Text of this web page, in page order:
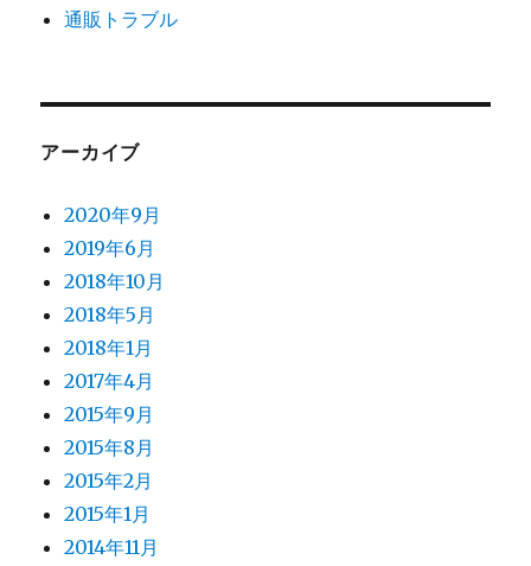
通販トラブル
アーカイブ
2020年9月
2019年6月
2018年10月
2018年5月
2018年1月
2017年4月
2015年9月
2015年8月
2015年2月
2015年1月
2014年11月